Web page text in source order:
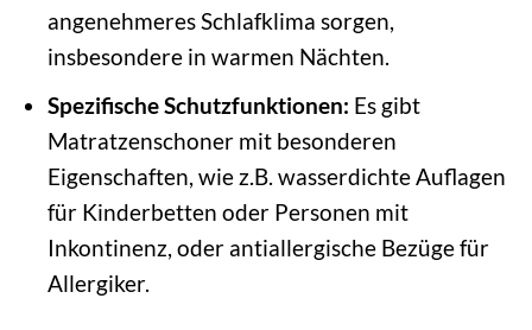
angenehmeres Schlafklima sorgen,
insbesondere in warmen Nächten.
Spezifische Schutzfunktionen: Es gibt
Matratzenschoner mit besonderen
Eigenschaften, wie z.B. wasserdichte Auflagen
für Kinderbetten oder Personen mit
Inkontinenz, oder antiallergische Bezüge für
Allergiker.